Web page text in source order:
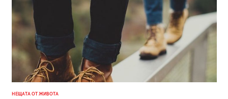
НЕЩАТА ОТ ЖИВОТА